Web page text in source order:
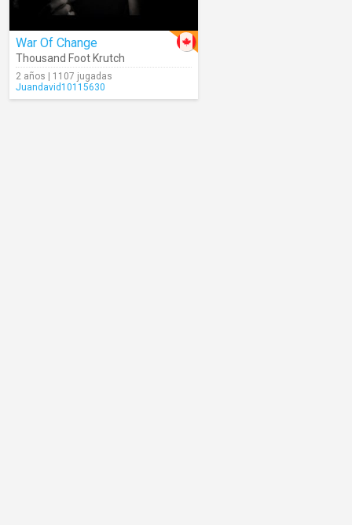
War Of Change
Thousand Foot Krutch
2 años | 1107 jugadas
Juandavid10115630